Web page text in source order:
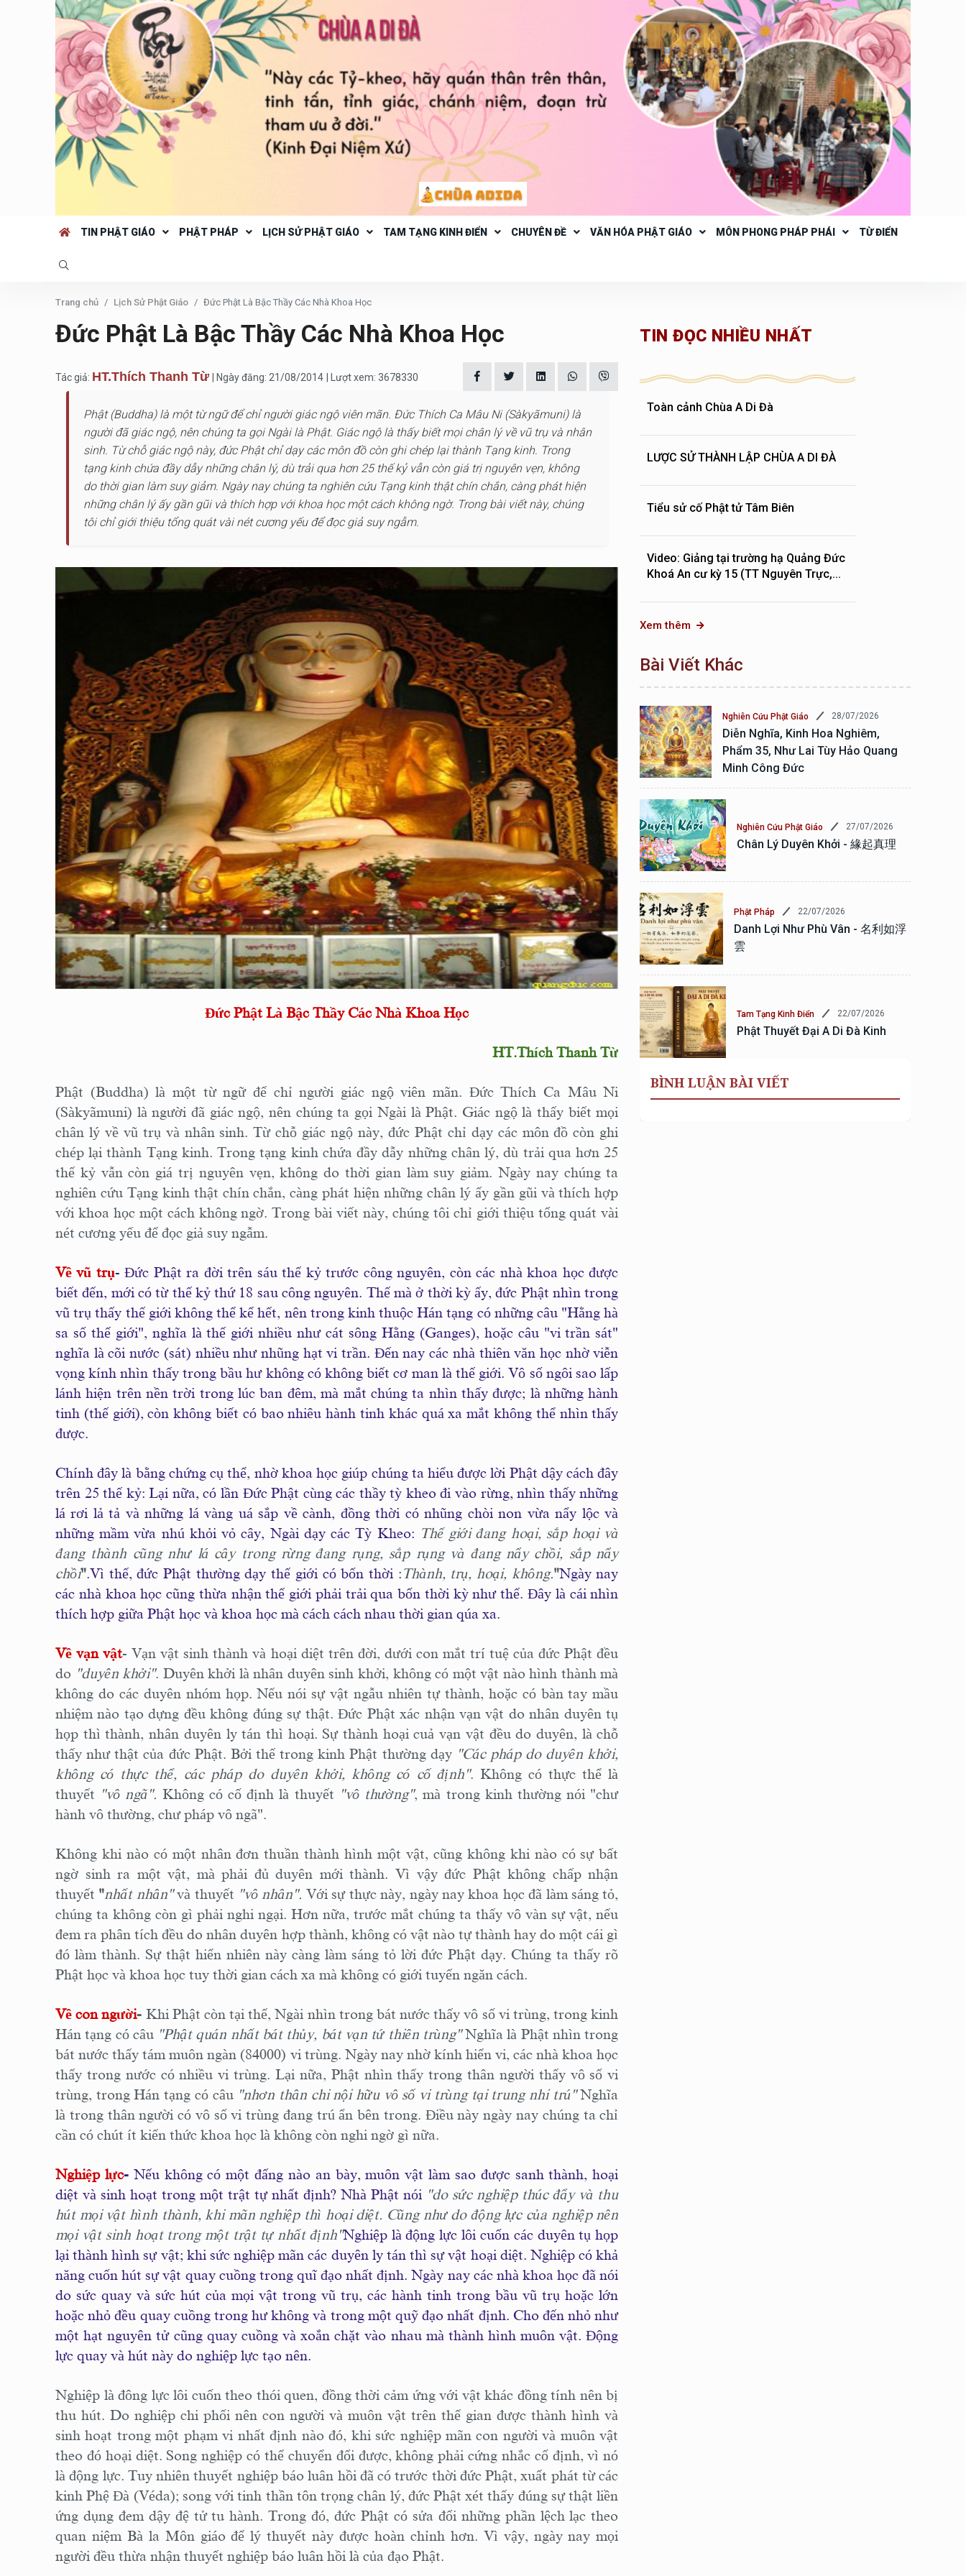
TIN PHẬT GIÁO PHẬT PHÁP LỊCH SỬ PHẬT GIÁO TAM TẠNG KINH ĐIỂN CHUYÊN ĐỀ VĂN HÓA PHẬT GIÁO MÔN PHONG PHÁP PHÁI TỪ ĐIỂN
Trang chủ Lịch Sử Phật Giáo Đức Phật Là Bậc Thầy Các Nhà Khoa Học
Đức Phật Là Bậc Thầy Các Nhà Khoa Học
Tác giả: HT.Thích Thanh Từ | Ngày đăng: 21/08/2014 | Lượt xem: 3678330
Phật (Buddha) là một từ ngữ để chỉ người giác ngộ viên mãn. Ðức Thích Ca Mâu Ni (Sàkyãmuni) là
người đã giác ngộ, nên chúng ta gọi Ngài là Phật. Giác ngộ là thấy biết mọi chân lý về vũ trụ và nhân
sinh. Từ chỗ giác ngộ này, đức Phật chỉ dạy các môn đồ còn ghi chép lại thành Tạng kinh. Trong
tạng kinh chứa đầy dẫy những chân lý, dù trải qua hơn 25 thế kỷ vẫn còn giá trị nguyên vẹn, không
do thời gian làm suy giảm. Ngày nay chúng ta nghiên cứu Tạng kinh thật chín chắn, càng phát hiện
những chân lý ấy gần gũi và thích hợp với khoa học một cách không ngờ. Trong bài viết này, chúng
tôi chỉ giới thiệu tổng quát vài nét cương yếu để đọc giả suy ngẫm.
Ðức Phật Là Bậc Thầy Các Nhà Khoa Học
HT.Thích Thanh Từ
Phật (Buddha) là một từ ngữ để chỉ người giác ngộ viên mãn. Ðức Thích Ca Mâu Ni
(Sàkyãmuni) là người đã giác ngộ, nên chúng ta gọi Ngài là Phật. Giác ngộ là thấy biết mọi
chân lý về vũ trụ và nhân sinh. Từ chỗ giác ngộ này, đức Phật chỉ dạy các môn đồ còn ghi
chép lại thành Tạng kinh. Trong tạng kinh chứa đầy dẫy những chân lý, dù trải qua hơn 25
thế kỷ vẫn còn giá trị nguyên vẹn, không do thời gian làm suy giảm. Ngày nay chúng ta
nghiên cứu Tạng kinh thật chín chắn, càng phát hiện những chân lý ấy gần gũi và thích hợp
với khoa học một cách không ngờ. Trong bài viết này, chúng tôi chỉ giới thiệu tổng quát vài
nét cương yếu để đọc giả suy ngẫm.
Về vũ trụ- Ðức Phật ra đời trên sáu thế kỷ trước công nguyên, còn các nhà khoa học được
biết đến, mới có từ thế kỷ thứ 18 sau công nguyên. Thế mà ở thời kỳ ấy, đức Phật nhìn trong
vũ trụ thấy thế giới không thể kể hết, nên trong kinh thuộc Hán tạng có những câu "Hằng hà
sa số thế giới", nghĩa là thế giới nhiều như cát sông Hằng (Ganges), hoặc câu "vi trần sát"
nghĩa là cõi nước (sát) nhiều như nhũng hạt vi trần. Ðến nay các nhà thiên văn học nhờ viễn
vọng kính nhìn thấy trong bầu hư không có không biết cơ man là thế giới. Vô số ngôi sao lấp
lánh hiện trên nền trời trong lúc ban đêm, mà mắt chúng ta nhìn thấy được; là những hành
tinh (thế giới), còn không biết có bao nhiêu hành tinh khác quá xa mắt không thể nhìn thấy
được.
Chính đây là bằng chứng cụ thể, nhờ khoa học giúp chúng ta hiểu được lời Phật dậy cách đây
trên 25 thế kỷ: Lại nữa, có lần Ðức Phật cùng các thầy tỳ kheo đi vào rừng, nhìn thấy những
lá rơi lả tả và những lá vàng uá sắp về cành, đồng thời có nhũng chòi non vừa nẩy lộc và
những mầm vừa nhú khỏi vỏ cây, Ngài dạy các Tỳ Kheo: Thế giới đang hoại, sắp hoại và
đang thành cũng như lá cây trong rừng đang rụng, sắp rụng và đang nẩy chồi, sắp nẩy
chồi".Vì thế, đức Phật thường dạy thế giới có bốn thời :Thành, trụ, hoại, không."Ngày nay
các nhà khoa học cũng thừa nhận thế giới phải trải qua bốn thời kỳ như thế. Ðây là cái nhìn
thích hợp giữa Phật học và khoa học mà cách cách nhau thời gian qúa xa.
Về vạn vật- Vạn vật sinh thành và hoại diệt trên đời, dưới con mắt trí tuệ của đức Phật đều
do "duyên khởi". Duyên khởi là nhân duyên sinh khởi, không có một vật nào hình thành mà
không do các duyên nhóm họp. Nếu nói sự vật ngẫu nhiên tự thành, hoặc có bàn tay mầu
nhiệm nào tạo dựng đều không đúng sự thật. Ðức Phật xác nhận vạn vật do nhân duyên tụ
họp thì thành, nhân duyên ly tán thì hoại. Sự thành hoại cuả vạn vật đều do duyên, là chỗ
thấy như thật của đức Phật. Bởi thế trong kinh Phật thường dạy "Các pháp do duyên khởi,
không có thực thể, các pháp do duyên khởi, không có cố định". Không có thực thể là
thuyết "vô ngã". Không có cố định là thuyết "vô thường", mà trong kinh thường nói "chư
hành vô thường, chư pháp vô ngã".
Không khi nào có một nhân đơn thuần thành hình một vật, cũng không khi nào có sự bất
ngờ sinh ra một vật, mà phải đủ duyên mới thành. Vì vậy đức Phật không chấp nhận
thuyết "nhất nhân"và thuyết "vô nhân". Với sự thực này, ngày nay khoa học đã làm sáng tỏ,
chúng ta không còn gì phải nghi ngại. Hơn nữa, trước mắt chúng ta thấy vô vàn sự vật, nếu
đem ra phân tích đều do nhân duyên hợp thành, không có vật nào tự thành hay do một cái gì
đó làm thành. Sự thật hiển nhiên này càng làm sáng tỏ lời đức Phật dạy. Chúng ta thấy rõ
Phật học và khoa học tuy thời gian cách xa mà không có giới tuyến ngăn cách.
Về con người- Khi Phật còn tại thế, Ngài nhìn trong bát nước thấy vô số vi trùng, trong kinh
Hán tạng có câu "Phật quán nhất bát thủy, bát vạn tứ thiên trùng"Nghĩa là Phật nhìn trong
bát nước thấy tám muôn ngàn (84000) vi trùng. Ngày nay nhờ kính hiển vi, các nhà khoa học
thấy trong nước có nhiều vi trùng. Lại nữa, Phật nhìn thấy trong thân người thấy vô số vi
trùng, trong Hán tạng có câu "nhơn thân chi nội hữu vô số vi trùng tại trung nhi trú"Nghĩa
là trong thân người có vô số vi trùng đang trú ẩn bên trong. Ðiều này ngày nay chúng ta chỉ
cần có chút ít kiến thức khoa học là không còn nghi ngờ gì nữa.
Nghiệp lực-Nếu không có một đấng nào an bày, muôn vật làm sao được sanh thành, hoại
diệt và sinh hoạt trong một trật tự nhất định? Nhà Phật nói "do sức nghiệp thúc đẩy và thu
hút mọi vật hình thành, khi mãn nghiệp thì hoại diệt. Cũng như do động lực của nghiệp nên
mọi vật sinh hoạt trong một trật tự nhất định"Nghiệp là động lực lôi cuốn các duyên tụ họp
lại thành hình sự vật; khi sức nghiệp mãn các duyên ly tán thì sự vật hoại diệt. Nghiệp có khả
năng cuốn hút sự vật quay cuồng trong quĩ đạo nhất định. Ngày nay các nhà khoa học đã nói
do sức quay và sức hút của mọi vật trong vũ trụ, các hành tinh trong bầu vũ trụ hoặc lớn
hoặc nhỏ đều quay cuồng trong hư không và trong một quỹ đạo nhất định. Cho đến nhỏ như
một hạt nguyên tử cũng quay cuồng và xoắn chặt vào nhau mà thành hình muôn vật. Ðộng
lực quay và hút này do nghiệp lực tạo nên.
Nghiệp là đông lực lôi cuốn theo thói quen, đồng thời cảm ứng với vật khác đồng tính nên bị
thu hút. Do nghiệp chi phối nên con người và muôn vật trên thế gian được thành hình và
sinh hoạt trong một phạm vi nhất định nào đó, khi sức nghiệp mãn con người và muôn vật
theo đó hoại diệt. Song nghiệp có thể chuyển đổi được, không phải cứng nhắc cố định, vì nó
là động lực. Tuy nhiên thuyết nghiệp báo luân hồi đã có trước thời đức Phật, xuất phát từ các
kinh Phệ Ðà (Véda); song với tinh thần tôn trọng chân lý, đức Phật xét thấy đúng sự thật liền
ứng dụng đem dậy đệ tử tu hành. Trong đó, đức Phật có sửa đổi những phần lệch lạc theo
quan niệm Bà la Môn giáo để lý thuyết này được hoàn chỉnh hơn. Vì vậy, ngày nay mọi
người đều thừa nhận thuyết nghiệp báo luân hồi là của đạo Phật.
TIN ĐỌC NHIỀU NHẤT
Toàn cảnh Chùa A Di Đà
LƯỢC SỬ THÀNH LẬP CHÙA A DI ĐÀ
Tiểu sử cố Phật tử Tâm Biên
Video: Giảng tại trường hạ Quảng Đức
Khoá An cư kỳ 15 (TT Nguyên Trực,...
Xem thêm
Bài Viết Khác
Nghiên Cứu Phật Giáo 28/07/2026
Diễn Nghĩa, Kinh Hoa Nghiêm,
Phẩm 35, Như Lai Tùy Hảo Quang
Minh Công Đức
Nghiên Cứu Phật Giáo 27/07/2026
Chân Lý Duyên Khởi - 緣起真理
Phật Pháp 22/07/2026
Danh Lợi Như Phù Vân - 名利如浮
雲
Tam Tạng Kinh Điển 22/07/2026
Phật Thuyết Đại A Di Đà Kinh
BÌNH LUẬN BÀI VIẾT